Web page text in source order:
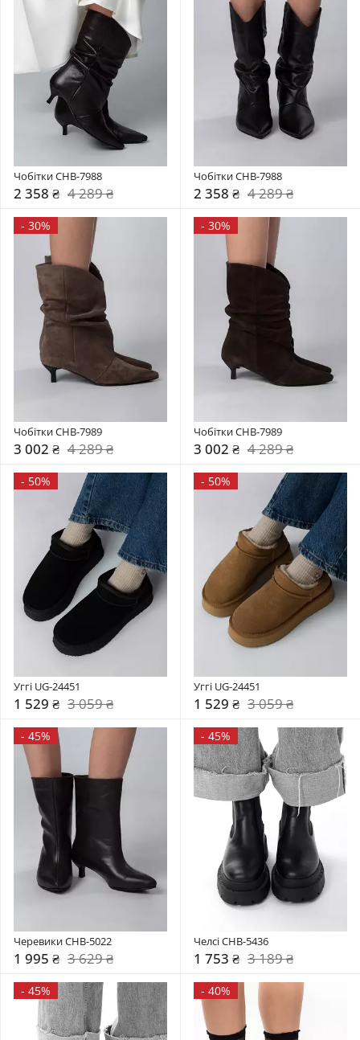
Чобітки CHB-7988
2 358 ₴ 4 289 ₴
Чобітки CHB-7988
2 358 ₴ 4 289 ₴
- 30%
Чобітки CHB-7989
3 002 ₴ 4 289 ₴
- 30%
Чобітки CHB-7989
3 002 ₴ 4 289 ₴
- 50%
Уггі UG-24451
1 529 ₴ 3 059 ₴
- 50%
Уггі UG-24451
1 529 ₴ 3 059 ₴
- 45%
Черевики CHB-5022
1 995 ₴ 3 629 ₴
- 45%
Челсі CHB-5436
1 753 ₴ 3 189 ₴
- 45% - 40%